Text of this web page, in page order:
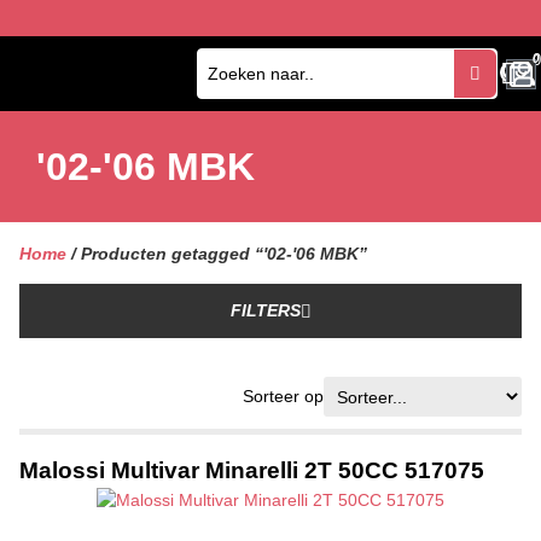
0
0
'02-'06 MBK
Home / Producten getagged “'02-'06 MBK”
FILTERS
Sorteer op
Malossi Multivar Minarelli 2T 50CC 517075